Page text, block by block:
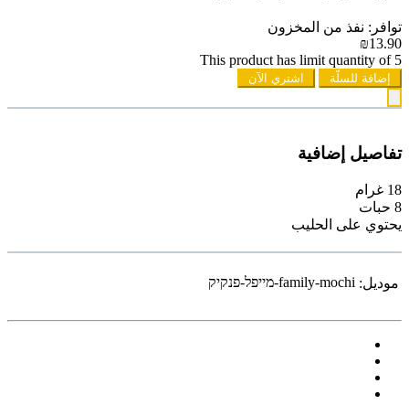
توافر: نفذ من المخزون
₪13.90
This product has limit quantity of 5
إضافة للسلّة اشتري الآن
تفاصيل إضافية
18 غرام
8 حبات
يحتوي على الحليب
موديل: family-mochi-מייפל-פנקיק